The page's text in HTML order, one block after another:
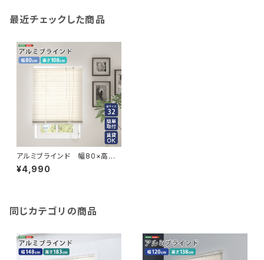
最近チェックした商品
アルミブラインド 幅80×高さ1
08cm SH-29-TAB80-108
¥4,990
同じカテゴリの商品